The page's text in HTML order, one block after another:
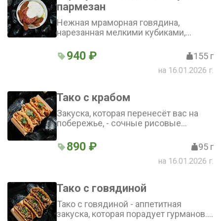
гриссини
пармезан
Нежная мраморная говядина,
нарезанная мелкими кубиками,
дижонской и зерновой горчицей.
Лёгкая кислинка от апельсинового
фреша и сока юдзу дополняется
оригинальностью соуса кимчи. Тартар
из говядины подаётся с чипсами из
бородинского хлеба и украшен
кунжутом
940 ₽ 155 г
на 16.01.2026 г.
Тако с крабом
Закуска, которая перенесёт вас на
побережье, - сочные рисовые
болгарским перцем
890 ₽ 95 г
на 16.01.2026 г.
Тако с говядиной
Тако с говядиной - аппетитная
закуска, которая порадует гурманов.